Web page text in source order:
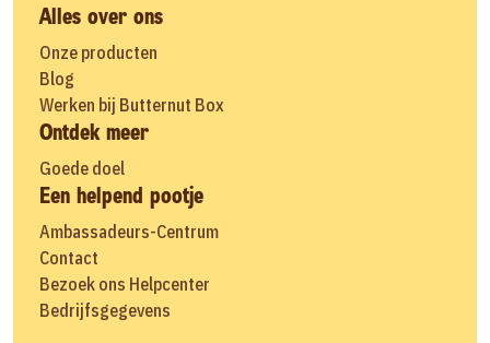
Alles over ons
Onze producten
Blog
Werken bij Butternut Box
Ontdek meer
Goede doel
Een helpend pootje
Ambassadeurs-Centrum
Contact
Bezoek ons Helpcenter
Bedrijfsgegevens